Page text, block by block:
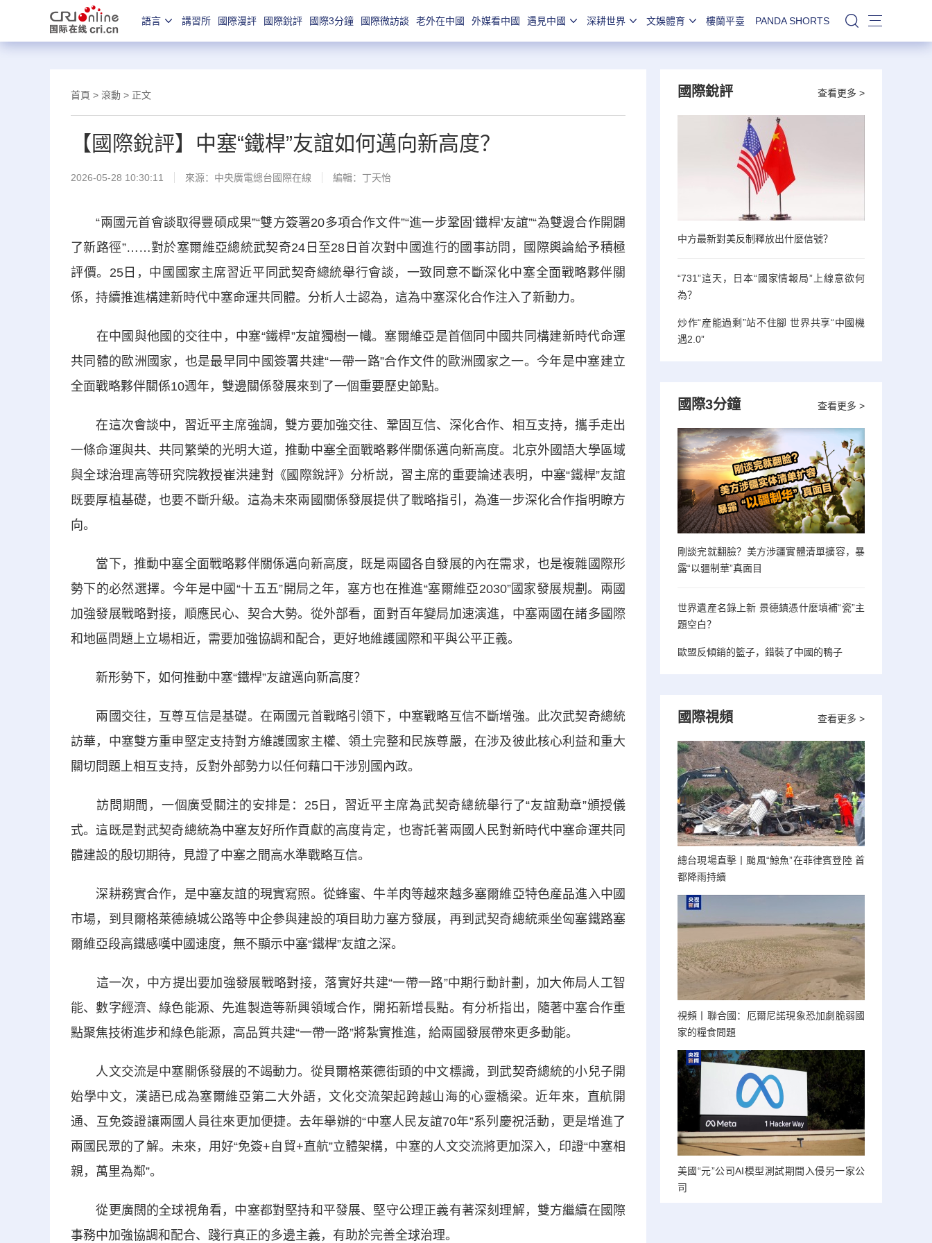
語言 講習所 國際漫評 國際銳評 國際3分鐘 國際微訪談 老外在中國 外媒看中國 遇見中國 深耕世界 文娛體育 樓蘭平臺 PANDA SHORTS 站內搜索
首頁 > 滾動 > 正文
【國際銳評】中塞“鐵桿”友誼如何邁向新高度？
2026-05-28 10:30:11 來源：中央廣電總台國際在線 編輯：丁天怡
“兩國元首會談取得豐碩成果”“雙方簽署20多項合作文件”“進一步鞏固‘鐵桿’友誼”“為雙邊合作開闢
了新路徑”……對於塞爾維亞總統武契奇24日至28日首次對中國進行的國事訪問，國際輿論給予積極
評價。25日，中國國家主席習近平同武契奇總統舉行會談，一致同意不斷深化中塞全面戰略夥伴關
係，持續推進構建新時代中塞命運共同體。分析人士認為，這為中塞深化合作注入了新動力。
在中國與他國的交往中，中塞“鐵桿”友誼獨樹一幟。塞爾維亞是首個同中國共同構建新時代命運
共同體的歐洲國家，也是最早同中國簽署共建“一帶一路”合作文件的歐洲國家之一。今年是中塞建立
全面戰略夥伴關係10週年，雙邊關係發展來到了一個重要歷史節點。
在這次會談中，習近平主席強調，雙方要加強交往、鞏固互信、深化合作、相互支持，攜手走出
一條命運與共、共同繁榮的光明大道，推動中塞全面戰略夥伴關係邁向新高度。北京外國語大學區域
與全球治理高等研究院教授崔洪建對《國際銳評》分析説，習主席的重要論述表明，中塞“鐵桿”友誼
既要厚植基礎，也要不斷升級。這為未來兩國關係發展提供了戰略指引，為進一步深化合作指明瞭方
向。
當下，推動中塞全面戰略夥伴關係邁向新高度，既是兩國各自發展的內在需求，也是複雜國際形
勢下的必然選擇。今年是中國“十五五”開局之年，塞方也在推進“塞爾維亞2030”國家發展規劃。兩國
加強發展戰略對接，順應民心、契合大勢。從外部看，面對百年變局加速演進，中塞兩國在諸多國際
和地區問題上立場相近，需要加強協調和配合，更好地維護國際和平與公平正義。
新形勢下，如何推動中塞“鐵桿”友誼邁向新高度？
兩國交往，互尊互信是基礎。在兩國元首戰略引領下，中塞戰略互信不斷增強。此次武契奇總統
訪華，中塞雙方重申堅定支持對方維護國家主權、領土完整和民族尊嚴，在涉及彼此核心利益和重大
關切問題上相互支持，反對外部勢力以任何藉口干涉別國內政。
訪問期間，一個廣受關注的安排是：25日，習近平主席為武契奇總統舉行了“友誼勳章”頒授儀
式。這既是對武契奇總統為中塞友好所作貢獻的高度肯定，也寄託著兩國人民對新時代中塞命運共同
體建設的殷切期待，見證了中塞之間高水準戰略互信。
深耕務實合作，是中塞友誼的現實寫照。從蜂蜜、牛羊肉等越來越多塞爾維亞特色産品進入中國
市場，到貝爾格萊德繞城公路等中企參與建設的項目助力塞方發展，再到武契奇總統乘坐匈塞鐵路塞
爾維亞段高鐵感嘆中國速度，無不顯示中塞“鐵桿”友誼之深。
這一次，中方提出要加強發展戰略對接，落實好共建“一帶一路”中期行動計劃，加大佈局人工智
能、數字經濟、綠色能源、先進製造等新興領域合作，開拓新增長點。有分析指出，隨著中塞合作重
點聚焦技術進步和綠色能源，高品質共建“一帶一路”將紮實推進，給兩國發展帶來更多動能。
人文交流是中塞關係發展的不竭動力。從貝爾格萊德街頭的中文標識，到武契奇總統的小兒子開
始學中文，漢語已成為塞爾維亞第二大外語，文化交流架起跨越山海的心靈橋梁。近年來，直航開
通、互免簽證讓兩國人員往來更加便捷。去年舉辦的“中塞人民友誼70年”系列慶祝活動，更是增進了
兩國民眾的了解。未來，用好“免簽+自貿+直航”立體架構，中塞的人文交流將更加深入，印證“中塞相
親，萬里為鄰”。
從更廣闊的全球視角看，中塞都對堅持和平發展、堅守公理正義有著深刻理解，雙方繼續在國際
事務中加強協調和配合、踐行真正的多邊主義，有助於完善全球治理。
查看更多 >
國際銳評
中方最新對美反制釋放出什麼信號？
“731”這天，日本“國家情報局”上線意欲何
為？
炒作“産能過剩”站不住腳 世界共享“中國機
遇2.0”
查看更多 >
國際3分鐘
剛談完就翻臉？美方涉疆實體清單擴容，暴
露“以疆制華”真面目
世界遺産名錄上新 景德鎮憑什麼填補“瓷”主
題空白？
歐盟反傾銷的籃子，錯裝了中國的鴨子
查看更多 >
國際視頻
總台現場直擊丨颱風“鯨魚”在菲律賓登陸 首
都降雨持續
視頻丨聯合國：厄爾尼諾現象恐加劇脆弱國
家的糧食問題
美國“元”公司AI模型測試期間入侵另一家公
司